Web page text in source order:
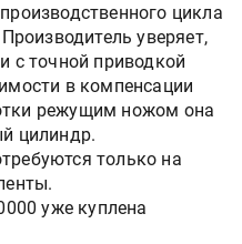
цикла
уверяет,
с точной приводкой
в компенсации
режущим ножом она
цилиндр.
только на
уже куплена